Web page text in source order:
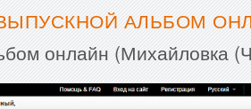
АЛЬБОМ
онлайн (Михайловка